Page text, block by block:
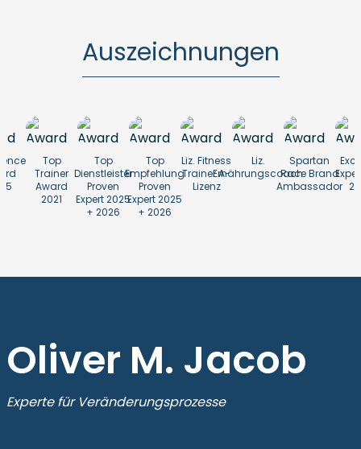
Auszeichnungen
Top
Trainer
Award
2021
Top
Dienstleister
Proven
Expert 2025
+ 2026
Top
Empfehlung
Proven
Expert 2025
+ 2026
Liz. Fitness
Trainer A-
Lizenz
Liz.
Ernährungscoach
Spartan
Race Brand
Ambassador
Oliver M. Jacob
Experte für Veränderungsprozesse